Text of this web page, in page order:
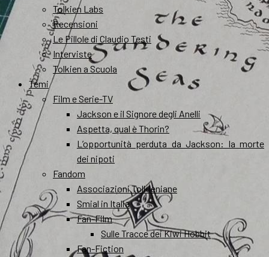
Tolkien Labs
Recensioni
Le Pillole di Claudio Testi
Interviste
Tolkien a Scuola
Temi
Film e Serie-TV
Jackson e il Signore degli Anelli
Aspetta, qual è Thorin?
L’opportunità perduta da Jackson: la morte
dei nipoti
Fandom
Associazioni Tolkieniane
Smial in Italia
Fan-Film
Sulle Tracce dei Kiwi Hobbit
Fan-Fiction